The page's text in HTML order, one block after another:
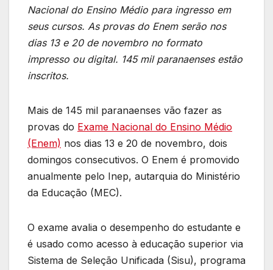
Nacional do Ensino Médio para ingresso em
seus cursos. As provas do Enem serão nos
dias 13 e 20 de novembro no formato
impresso ou digital. 145 mil paranaenses estão
inscritos.
Mais de 145 mil paranaenses vão fazer as
provas do Exame Nacional do Ensino Médio
(Enem) nos dias 13 e 20 de novembro, dois
domingos consecutivos. O Enem é promovido
anualmente pelo Inep, autarquia do Ministério
da Educação (MEC).
O exame avalia o desempenho do estudante e
é usado como acesso à educação superior via
Sistema de Seleção Unificada (Sisu), programa